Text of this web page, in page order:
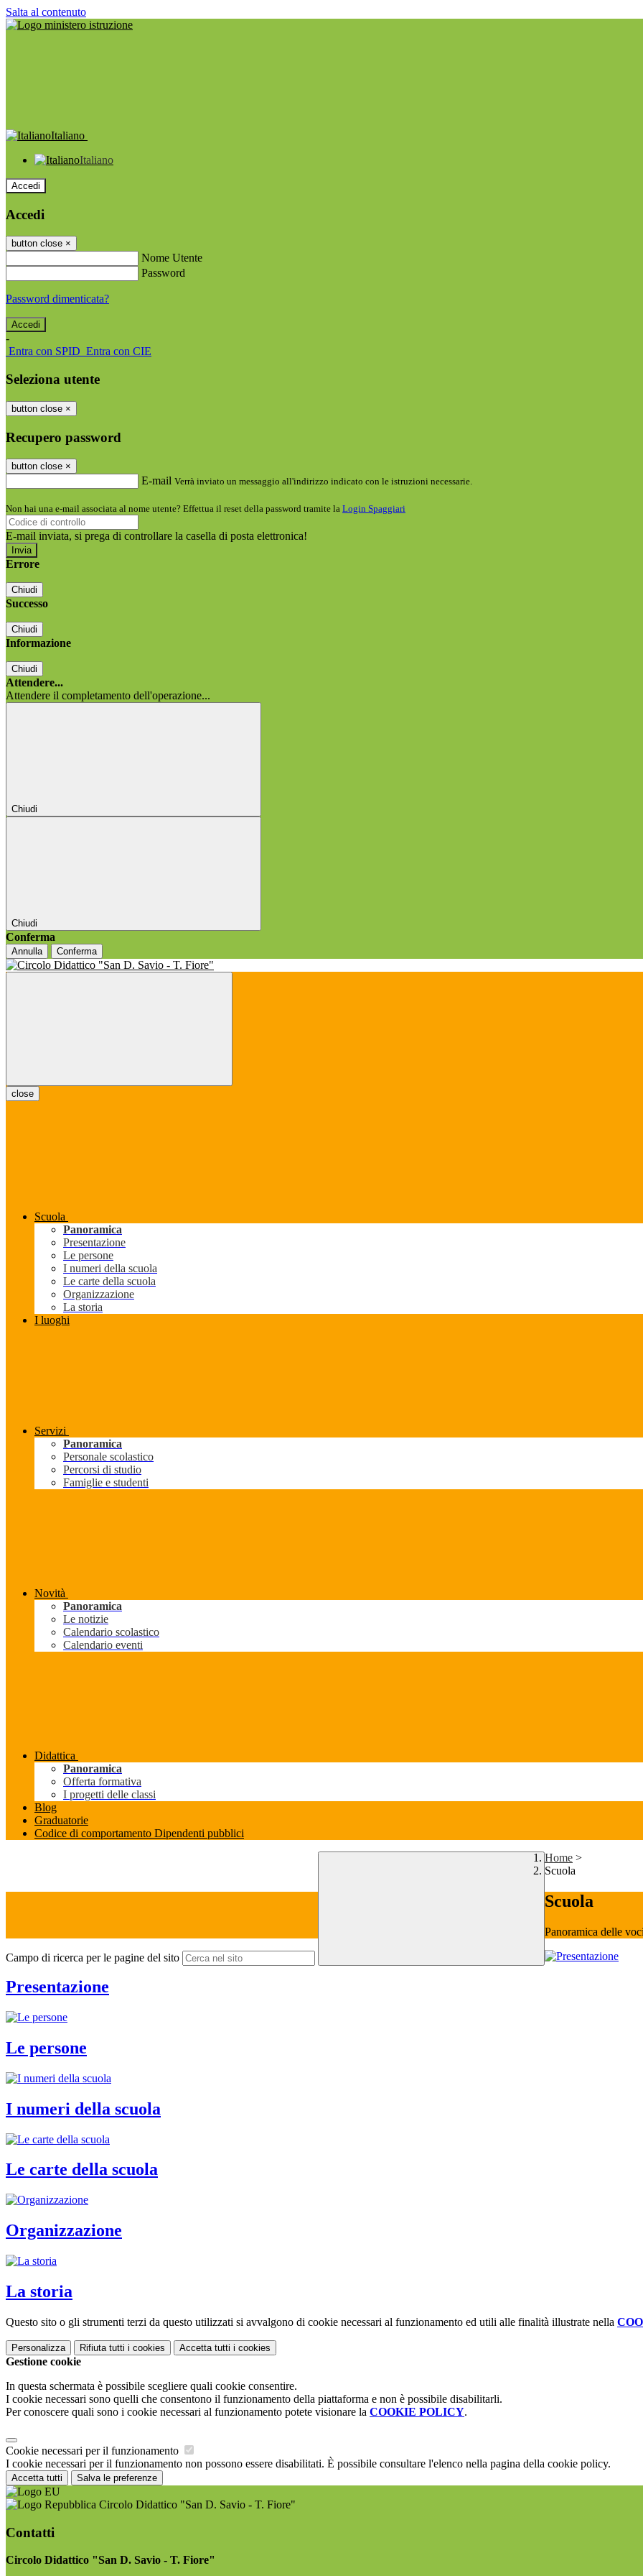
Salta al contenuto
Italiano
Italiano
Accedi
Accedi
button close ×
Nome Utente
Password
Password dimenticata?
-
Entra con SPID Entra con CIE
Seleziona utente
button close ×
Recupero password
button close ×
E-mail Verrà inviato un messaggio all'indirizzo indicato con le istruzioni necessarie.
Non hai una e-mail associata al nome utente? Effettua il reset della password tramite la Login Spaggiari
E-mail inviata, si prega di controllare la casella di posta elettronica!
Errore
Chiudi
Successo
Chiudi
Informazione
Chiudi
Attendere...
Attendere il completamento dell'operazione...
Chiudi
Chiudi
Conferma
Annulla Conferma
close
Scuola
Panoramica
Presentazione
Le persone
I numeri della scuola
Le carte della scuola
Organizzazione
La storia
I luoghi
Servizi
Panoramica
Personale scolastico
Percorsi di studio
Famiglie e studenti
Novità
Panoramica
Le notizie
Calendario scolastico
Calendario eventi
Didattica
Panoramica
Offerta formativa
I progetti delle classi
Blog
Graduatorie
Codice di comportamento Dipendenti pubblici
Campo di ricerca per le pagine del sito
Home >
Scuola
Scuola
Panoramica delle
Presentazione
Le persone
I numeri della scuola
Le carte della scuola
Organizzazione
La storia
Questo sito o gli strumenti terzi da questo utilizzati si avvalgono di cookie necessari al funzionamento ed utili alle finalità illustrate nella
Personalizza Rifiuta tutti i cookies Accetta tutti i cookies
Gestione cookie
In questa schermata è possibile scegliere quali cookie consentire.
I cookie necessari sono quelli che consentono il funzionamento della piattaforma e non è possibile disabilitarli.
Per conoscere quali sono i cookie necessari al funzionamento potete visionare la COOKIE POLICY.
Cookie necessari per il funzionamento
I cookie necessari per il funzionamento non possono essere disabilitati. È possibile consultare l'elenco nella pagina della cookie policy.
Accetta tutti Salva le preferenze
Circolo Didattico "San D. Savio - T. Fiore"
Contatti
Circolo Didattico "San D. Savio - T. Fiore"